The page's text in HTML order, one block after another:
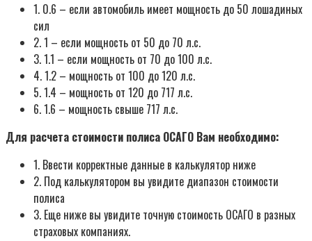
1. 0.6 – если автомобиль имеет мощность до 50 лошадиных
сил
2. 1 – если мощность от 50 до 70 л.с.
3. 1.1 – если мощность от 70 до 100 л.с.
4. 1.2 – мощность от 100 до 120 л.с.
5. 1.4 – мощность от 120 до 717 л.с.
6. 1.6 – мощность свыше 717 л.с.
Для расчета стоимости полиса ОСАГО Вам необходимо:
1. Ввести корректные данные в калькулятор ниже
2. Под калькулятором вы увидите диапазон стоимости
полиса
3. Еще ниже вы увидите точную стоимость ОСАГО в разных
страховых компаниях.